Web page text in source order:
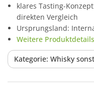
klares Tasting-
direkten Vergleich
Ursprungsland:
Weitere
Kategorie: Whisky